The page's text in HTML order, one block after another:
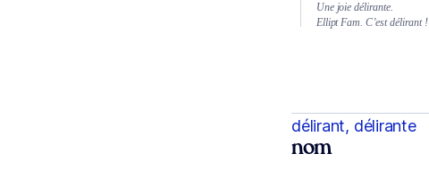
Une joie délirante.
Ellipt Fam. C’est délirant !
délirant, délirante
nom